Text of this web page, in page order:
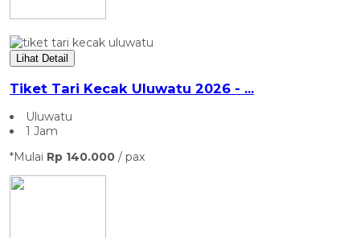
Lihat Detail
Tiket Tari Kecak Uluwatu 2026 - ...
Uluwatu
1 Jam
*Mulai Rp 140.000 / pax